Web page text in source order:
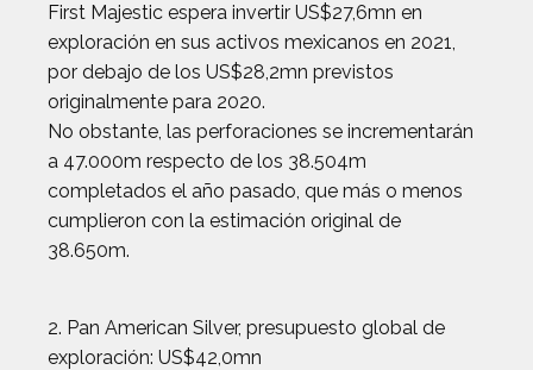
First Majestic espera invertir US$27,6mn en
exploración en sus activos mexicanos en 2021,
por debajo de los US$28,2mn previstos
originalmente para 2020.
No obstante, las perforaciones se incrementarán
a 47.000m respecto de los 38.504m
completados el año pasado, que más o menos
cumplieron con la estimación original de
38.650m.
2. Pan American Silver, presupuesto global de
exploración: US$42,0mn